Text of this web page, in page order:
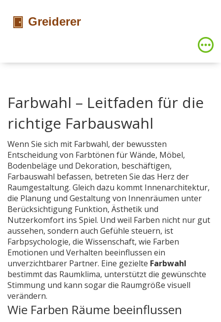
Farbwahl – Leitfaden für die
richtige Farbauswahl
Wenn Sie sich mit Farbwahl, der bewussten
Entscheidung von Farbtönen für Wände, Möbel,
Bodenbeläge und Dekoration, beschäftigen,
Farbauswahl befassen, betreten Sie das Herz der
Raumgestaltung. Gleich dazu kommt Innenarchitektur,
die Planung und Gestaltung von Innenräumen unter
Berücksichtigung Funktion, Ästhetik und
Nutzerkomfort ins Spiel. Und weil Farben nicht nur gut
aussehen, sondern auch Gefühle steuern, ist
Farbpsychologie, die Wissenschaft, wie Farben
Emotionen und Verhalten beeinflussen ein
unverzichtbarer Partner. Eine gezielte Farbwahl
bestimmt das Raumklima, unterstützt die gewünschte
Stimmung und kann sogar die Raumgröße visuell
verändern.
Wie Farben Räume beeinflussen